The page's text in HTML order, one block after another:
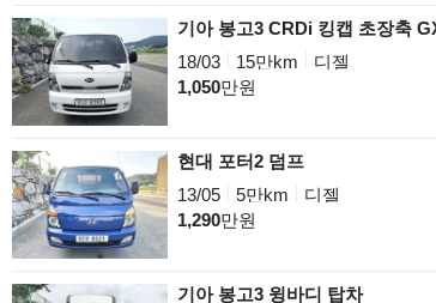
기아 봉고3 CRDi 킹캡 초장축
18/03
15만km
디젤
1,050만원
현대 포터2 덤프
13/05
5만km
디젤
1,290만원
기아 봉고3 윙바디 탑차